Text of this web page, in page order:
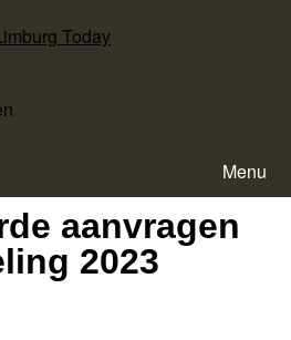
Menu
aanvragen
2023